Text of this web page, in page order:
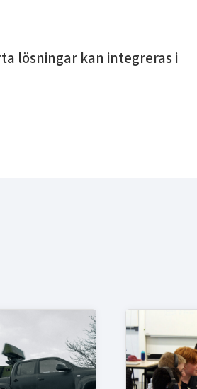
lösningar kan integreras i